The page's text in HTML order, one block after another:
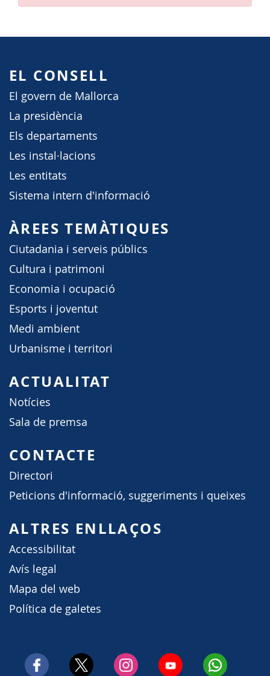
EL CONSELL
El govern de Mallorca
La presidència
Els departaments
Les instal·lacions
Les entitats
Sistema intern d'informació
ÀREES TEMÀTIQUES
Ciutadania i serveis públics
Cultura i patrimoni
Economia i ocupació
Esports i joventut
Medi ambient
Urbanisme i territori
ACTUALITAT
Notícies
Sala de premsa
CONTACTE
Directori
Peticions d'informació, suggeriments i queixes
ALTRES ENLLAÇOS
Accessibilitat
Avís legal
Mapa del web
Política de galetes